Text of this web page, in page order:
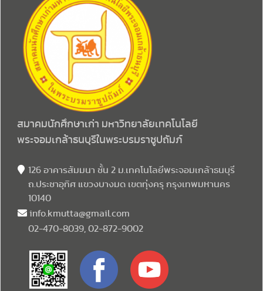
สมาคมนักศึกษาเก่า มหาวิทยาลัยเทคโนโลยี
พระจอมเกล้าธนบุรีในพระบรมราชูปถัมภ์
126 อาคารสัมมนา ชั้น 2 ม.เทคโนโลยีพระจอมเกล้าธนบุรี
ถ.ประชาอุทิศ แขวงบางมด เขตทุ่งครุ กรุงเทพมหานคร
10140
info.kmutta@gmail.com
02-470-8039, 02-872-9002